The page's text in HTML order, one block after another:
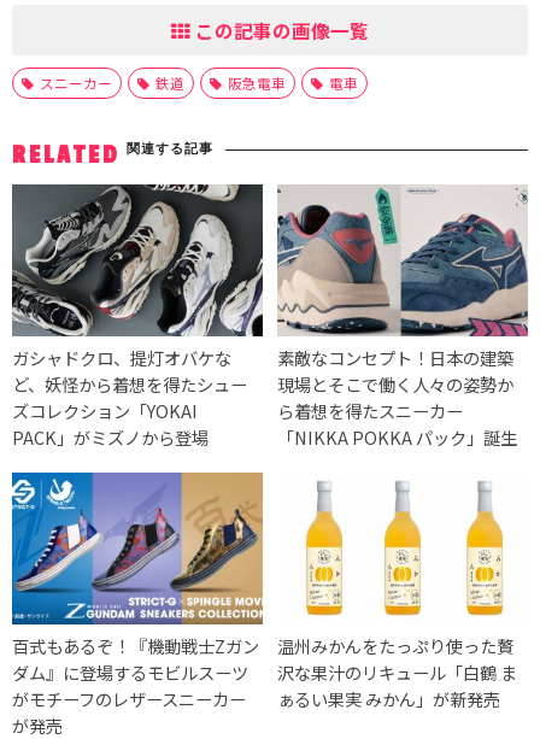
この記事の画像一覧
スニーカー 鉄道 阪急電車 電車
RELATED 関連する記事
ガシャドクロ、提灯オバケな
ど、妖怪から着想を得たシュー
ズコレクション「YOKAI
PACK」がミズノから登場
素敵なコンセプト！日本の建築
現場とそこで働く人々の姿勢か
ら着想を得たスニーカー
「NIKKA POKKA パック」誕生
百式もあるぞ！『機動戦士Zガン
ダム』に登場するモビルスーツ
がモチーフのレザースニーカー
が発売
温州みかんをたっぷり使った贅
沢な果汁のリキュール「白鶴 ま
ぁるい果実 みかん」が新発売